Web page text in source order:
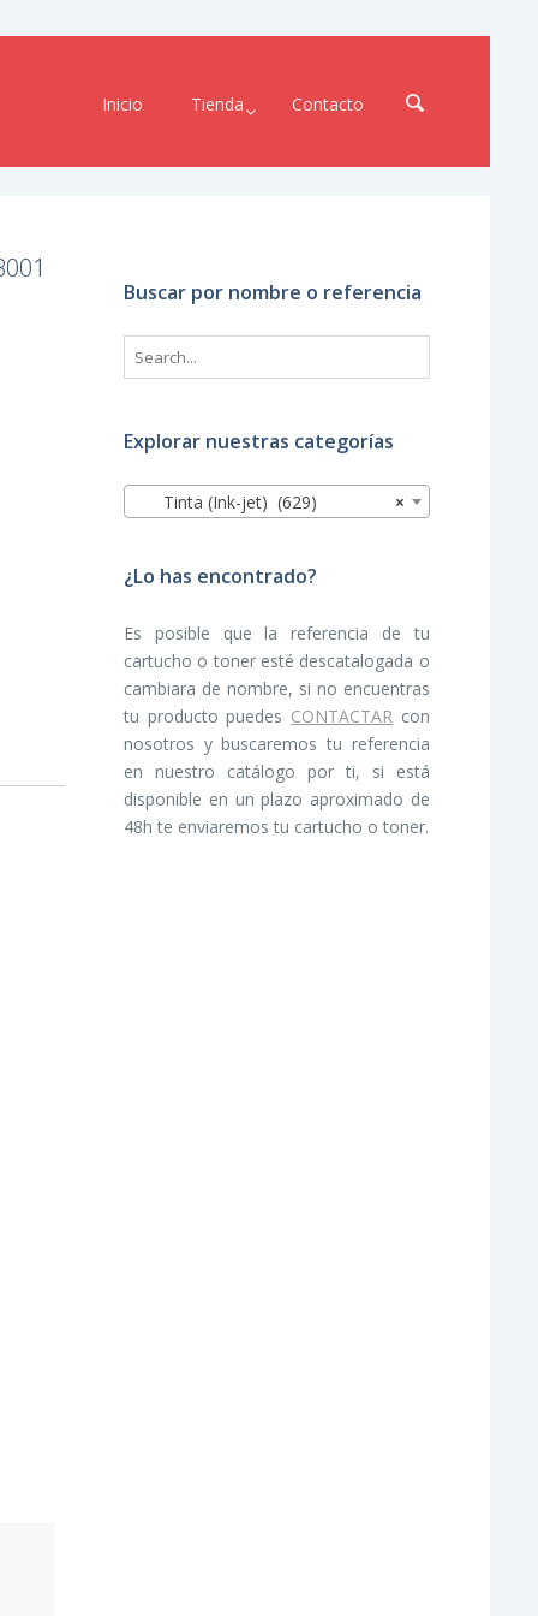
Inicio Tienda Contacto
Buscar por nombre o referencia
Explorar nuestras categorías
×
Tinta (Ink-jet) (629)
¿Lo has encontrado?
Es posible que la referencia de tu
cartucho o toner esté descatalogada o
cambiara de nombre, si no encuentras
tu producto puedes CONTACTAR con
nosotros y buscaremos tu referencia
en nuestro catálogo por ti, si está
disponible en un plazo aproximado de
48h te enviaremos tu cartucho o toner.